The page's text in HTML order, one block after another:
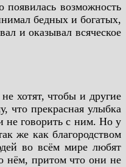
возможность
бедных и богатых,
и оказывал всяческое
хотят, чтобы и другие
что прекрасная улыбка
не говорить с ним. Но у
же как благородством
во всём мире любят
нём, притом что они не